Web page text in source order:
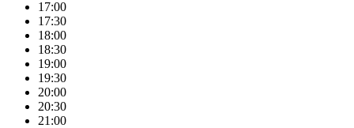
17:00
17:30
18:00
18:30
19:00
19:30
20:00
20:30
21:00